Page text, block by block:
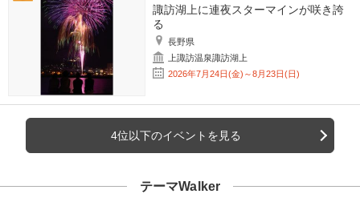
諏訪湖上に連夜スターマインが咲き誇
る
長野県
上諏訪温泉諏訪湖上
2026年7月24日(金)～8月23日(日)
4位以下のイベントを見る
テーマWalker